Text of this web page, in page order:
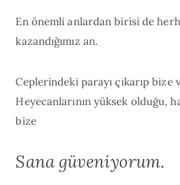
En önemli anlardan birisi de
kazandığımız an.
Ceplerindeki parayı çıkarıp bize
Heyecanlarının yüksek olduğu,
bize
Sana güveniyorum.